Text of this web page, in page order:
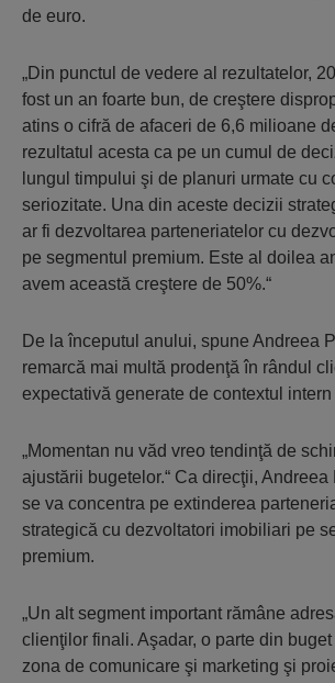
de euro.
„Din punctul de vedere al rezultatelor,
fost un an foarte bun, de creştere
atins o cifră de afaceri de 6,6 milioane
rezultatul acesta ca pe un cumul de
lungul timpului şi de planuri urmate cu
seriozitate. Una din aceste decizii
ar fi dezvoltarea parteneriatelor cu
pe segmentul premium. Este al doilea
avem această creştere de 50%.“
De la începutul anului, spune Andreea
remarcă mai multă prodenţă în rândul
expectativă generate de contextul
„Momentan nu văd vreo tendinţă de
ajustării bugetelor.“ Ca direcţii,
se va concentra pe extinderea
strategică cu dezvoltatori imobiliari pe
premium.
„Un alt segment important rămâne
clienţilor finali. Aşadar, o parte din
zona de comunicare şi marketing şi